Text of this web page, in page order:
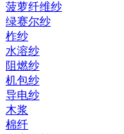
菠萝纤维纱
绿赛尔纱
柞纱
水溶纱
阻燃纱
机包纱
导电纱
木浆
棉纤